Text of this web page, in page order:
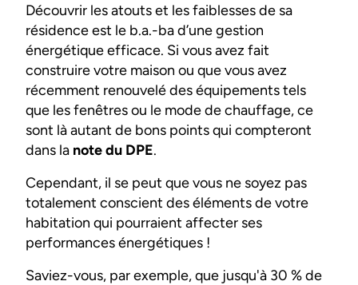
Découvrir les atouts et les faiblesses de sa
résidence est le b.a.-ba d’une gestion
énergétique efficace. Si vous avez fait
construire votre maison ou que vous avez
récemment renouvelé des équipements tels
que les fenêtres ou le mode de chauffage, ce
sont là autant de bons points qui compteront
dans la note du DPE.
Cependant, il se peut que vous ne soyez pas
totalement conscient des éléments de votre
habitation qui pourraient affecter ses
performances énergétiques !
Saviez-vous, par exemple, que jusqu'à 30 % de